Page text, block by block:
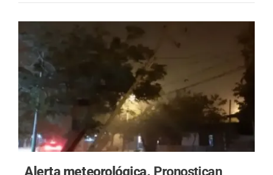
Alerta meteorológica. Pronostican